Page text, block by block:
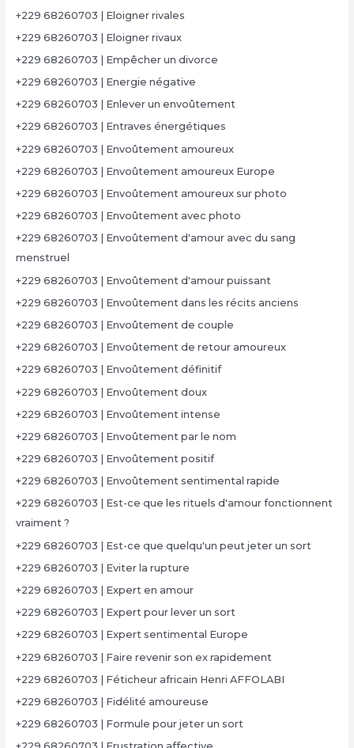
+229 68260703 | Eloigner rivales
+229 68260703 | Eloigner rivaux
+229 68260703 | Empêcher un divorce
+229 68260703 | Energie négative
+229 68260703 | Enlever un envoûtement
+229 68260703 | Entraves énergétiques
+229 68260703 | Envoûtement amoureux
+229 68260703 | Envoûtement amoureux Europe
+229 68260703 | Envoûtement amoureux sur photo
+229 68260703 | Envoûtement avec photo
+229 68260703 | Envoûtement d'amour avec du sang
menstruel
+229 68260703 | Envoûtement d'amour puissant
+229 68260703 | Envoûtement dans les récits anciens
+229 68260703 | Envoûtement de couple
+229 68260703 | Envoûtement de retour amoureux
+229 68260703 | Envoûtement définitif
+229 68260703 | Envoûtement doux
+229 68260703 | Envoûtement intense
+229 68260703 | Envoûtement par le nom
+229 68260703 | Envoûtement positif
+229 68260703 | Envoûtement sentimental rapide
+229 68260703 | Est-ce que les rituels d'amour fonctionnent
vraiment ?
+229 68260703 | Est-ce que quelqu'un peut jeter un sort
+229 68260703 | Eviter la rupture
+229 68260703 | Expert en amour
+229 68260703 | Expert pour lever un sort
+229 68260703 | Expert sentimental Europe
+229 68260703 | Faire revenir son ex rapidement
+229 68260703 | Féticheur africain Henri AFFOLABI
+229 68260703 | Fidélité amoureuse
+229 68260703 | Formule pour jeter un sort